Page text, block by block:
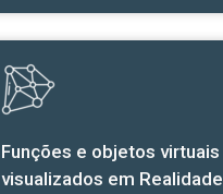
Funções e objetos virtuais
visualizados em Realidade